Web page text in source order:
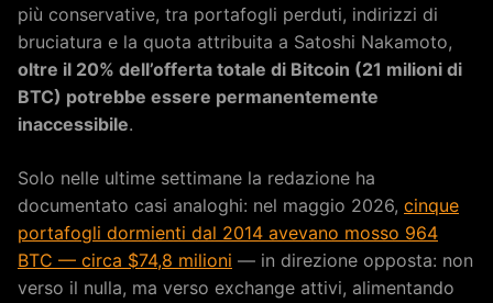
più conservative, tra portafogli perduti, indirizzi di
bruciatura e la quota attribuita a Satoshi Nakamoto,
oltre il 20% dell’offerta totale di Bitcoin (21 milioni di
BTC) potrebbe essere permanentemente
inaccessibile.
Solo nelle ultime settimane la redazione ha
documentato casi analoghi: nel maggio 2026, cinque
portafogli dormienti dal 2014 avevano mosso 964
BTC — circa $74,8 milioni — in direzione opposta: non
verso il nulla, ma verso exchange attivi, alimentando